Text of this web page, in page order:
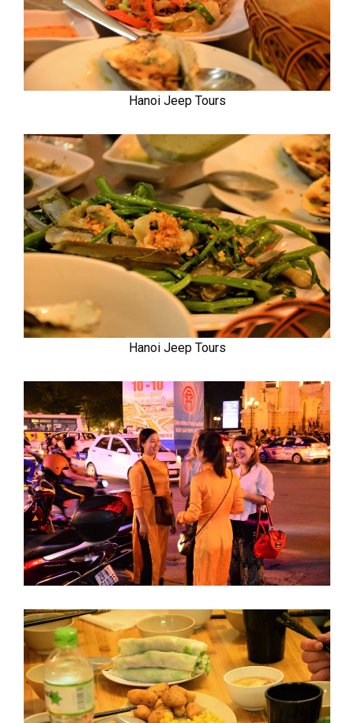
Hanoi Jeep Tours
Hanoi Jeep Tours